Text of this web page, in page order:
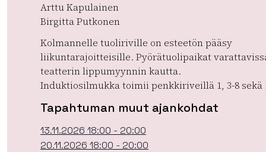
Arttu Kapulainen
Birgitta Putkonen
Kolmannelle tuoliriville on esteetön pääsy
liikuntarajoitteisille. Pyörätuolipaikat
teatterin lippumyynnin kautta.
Induktiosilmukka toimii penkkiriveillä 1, 3-8 sekä
Tapahtuman muut ajankohdat
13.11.2026 18:00 - 20:00
20.11.2026 18:00 - 20:00